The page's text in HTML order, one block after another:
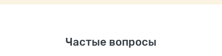
Частые вопросы